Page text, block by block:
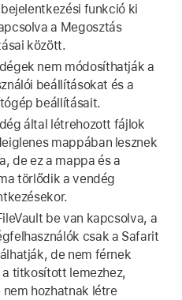
funkció ki
a Megosztás
között.
nem módosíthatják a
beállításokat és a
beállításait.
által létrehozott fájlok
mappában lesznek
de ez a mappa és a
törlődik a vendég
be van kapcsolva, a
csak a Safarit
de nem férnek
a titkosított lemezhez,
nem hozhatnak létre